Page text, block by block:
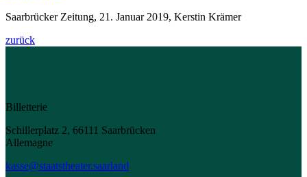
Saarbrücker Zeitung, 21. Januar 2019, Kerstin Krämer
zurück
Billetterie
Schillerplatz 2, 66111 Saarbrücken
Allemagne
kasse@staatstheater.saarland